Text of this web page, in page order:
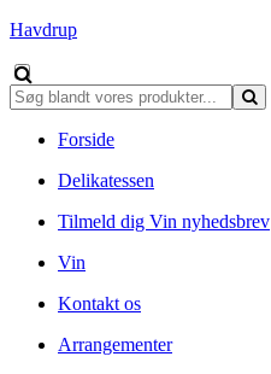
Havdrup
Forside
Delikatessen
Tilmeld dig Vin nyhedsbrev
Vin
Kontakt os
Arrangementer